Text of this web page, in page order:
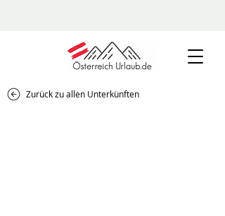
Zurück zu allen Unterkünften